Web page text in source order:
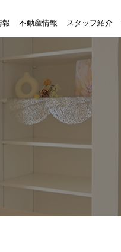
報 不動産情報 スタッフ紹介